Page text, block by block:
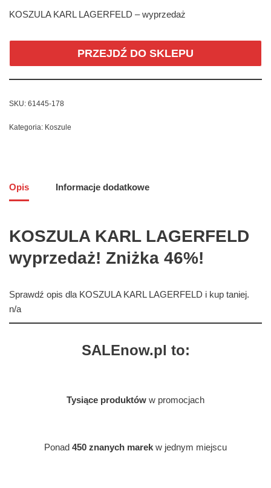
KOSZULA KARL LAGERFELD – wyprzedaż
PRZEJDŹ DO SKLEPU
SKU: 61445-178
Kategoria: Koszule
Opis Informacje dodatkowe
KOSZULA KARL LAGERFELD
wyprzedaż! Zniżka 46%!
Sprawdź opis dla KOSZULA KARL LAGERFELD i kup taniej.
n/a
SALEnow.pl to:
Tysiące produktów w promocjach
Ponad 450 znanych marek w jednym miejscu